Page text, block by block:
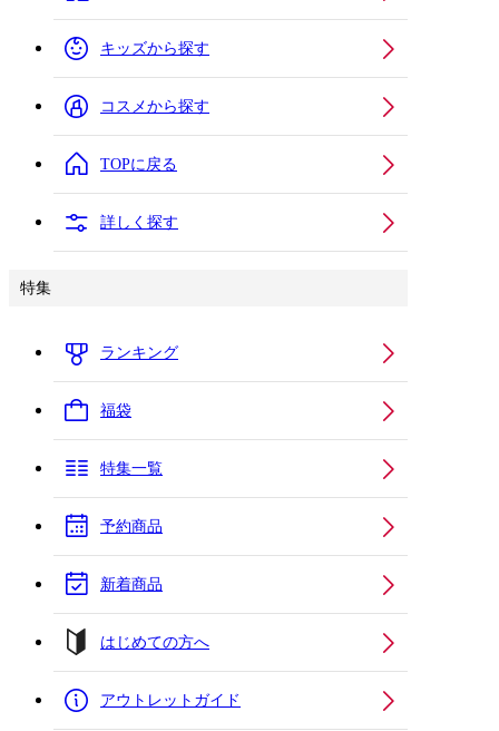
キッズから探す
コスメから探す
TOPに戻る
詳しく探す
特集
ランキング
福袋
特集一覧
予約商品
新着商品
はじめての方へ
アウトレットガイド